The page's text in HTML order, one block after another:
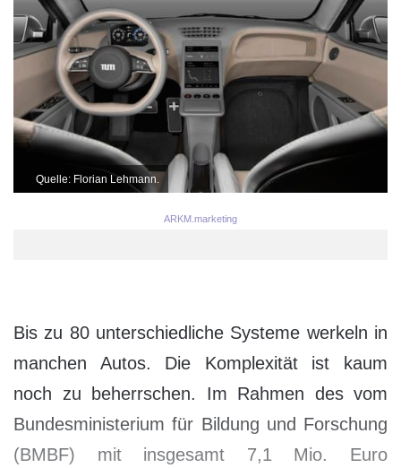
Quelle: Florian Lehmann.
ARKM.marketing
Bis zu 80 unterschiedliche Systeme werkeln in
manchen Autos. Die Komplexität ist kaum
noch zu beherrschen. Im Rahmen des vom
Bundesministerium für Bildung und Forschung
(BMBF) mit insgesamt 7,1 Mio. Euro